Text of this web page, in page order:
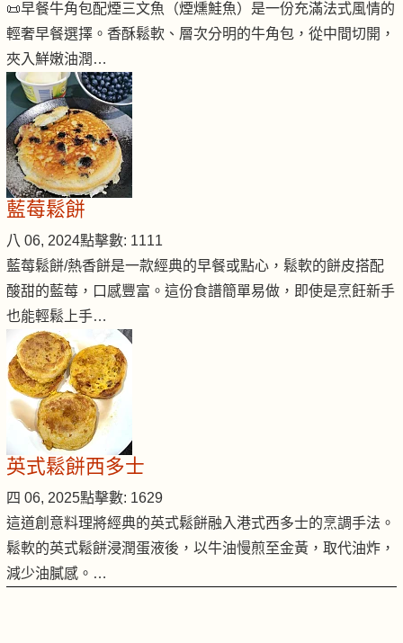
📜早餐牛角包配煙三文魚（煙燻鮭魚）是一份充滿法式風情的
輕奢早餐選擇。香酥鬆軟、層次分明的牛角包，從中間切開，
夾入鮮嫩油潤…
藍莓鬆餅
八 06, 2024點擊數: 1111
藍莓鬆餅/熱香餅是一款經典的早餐或點心，鬆軟的餅皮搭配
酸甜的藍莓，口感豐富。這份食譜簡單易做，即使是烹飪新手
也能輕鬆上手…
英式鬆餅西多士
四 06, 2025點擊數: 1629
這道創意料理將經典的英式鬆餅融入港式西多士的烹調手法。
鬆軟的英式鬆餅浸潤蛋液後，以牛油慢煎至金黃，取代油炸，
減少油膩感。…